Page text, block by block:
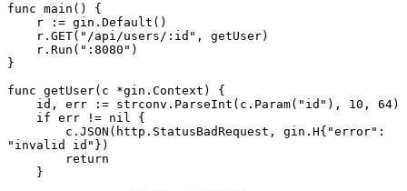
func main () {
    r
:= gin. Default ()
    r.
GET( "/api/users/:id" , getUser)
    r.
Run ( ":8080" )
}
func getUser(c *gin . Context ) {
    id, err
:= strconv. ParseInt (c. Param( "id" ), 10 , 64)
    if
err != nil
{
        c.
JSON (http.StatusBadRequest, gin . H{ "error"
"invalid id" })
        return
    }